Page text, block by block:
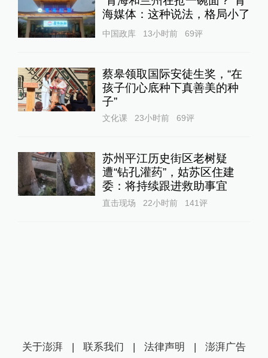
海媒体：这种说法，格局小了
中国政库 13小时前 69评
蔡皋领取国际安徒生奖，“在
孩子们心底种下真善美的种
子”
文化课 23小时前 69评
苏州平江历史街区老树疑
遭“钻孔灌药”，姑苏区住建
委：将持续跟进救助事宜
直击现场 22小时前 141评
关于澎湃 | 联系我们 | 法律声明 | 澎湃广告